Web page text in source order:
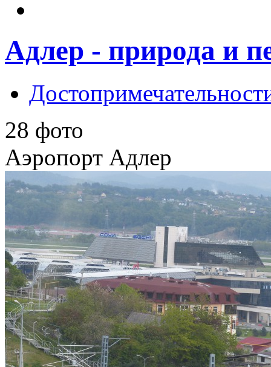
Адлер - природа и
28 фото
Аэропорт Адлер